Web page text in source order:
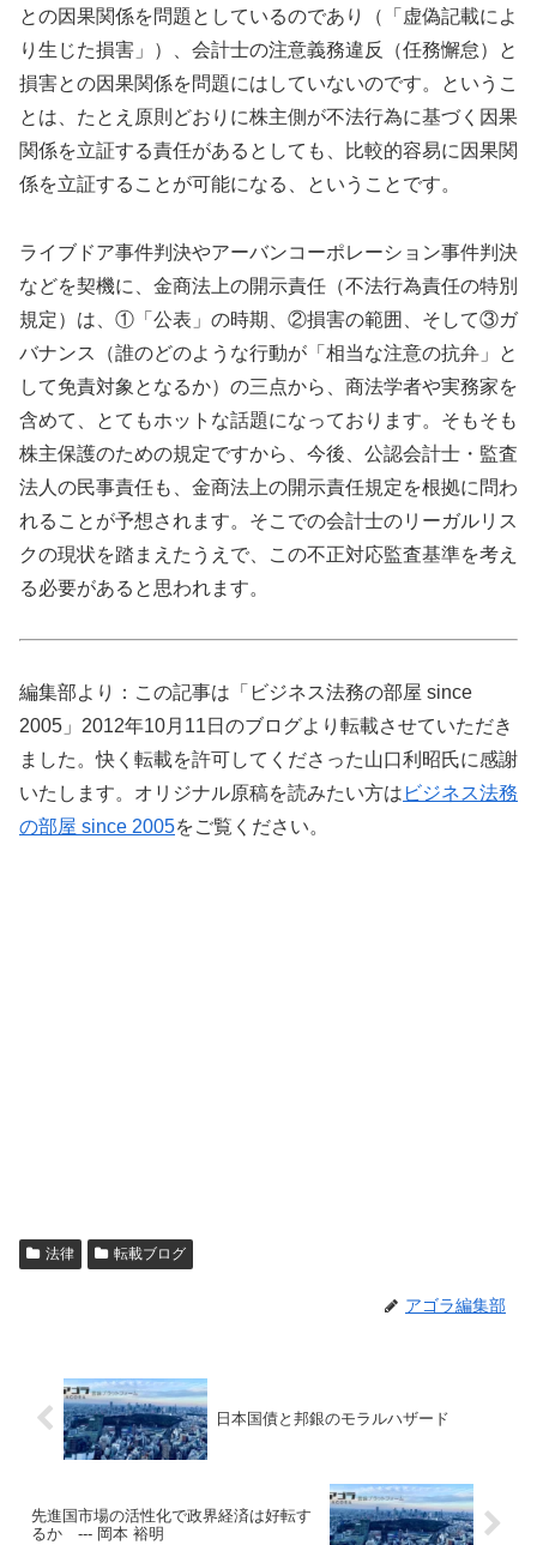
との因果関係を問題としているのであり（「虚偽記載によ
り生じた損害」）、会計士の注意義務違反（任務懈怠）と
損害との因果関係を問題にはしていないのです。というこ
とは、たとえ原則どおりに株主側が不法行為に基づく因果
関係を立証する責任があるとしても、比較的容易に因果関
係を立証することが可能になる、ということです。
ライブドア事件判決やアーバンコーポレーション事件判決
などを契機に、金商法上の開示責任（不法行為責任の特別
規定）は、①「公表」の時期、②損害の範囲、そして③ガ
バナンス（誰のどのような行動が「相当な注意の抗弁」と
して免責対象となるか）の三点から、商法学者や実務家を
含めて、とてもホットな話題になっております。そもそも
株主保護のための規定ですから、今後、公認会計士・監査
法人の民事責任も、金商法上の開示責任規定を根拠に問わ
れることが予想されます。そこでの会計士のリーガルリス
クの現状を踏まえたうえで、この不正対応監査基準を考え
る必要があると思われます。
編集部より：この記事は「ビジネス法務の部屋 since
2005」2012年10月11日のブログより転載させていただき
ました。快く転載を許可してくださった山口利昭氏に感謝
いたします。オリジナル原稿を読みたい方は ビジネス法務
の部屋 since 2005をご覧ください。
法律 転載ブログ
アゴラ編集部
日本国債と邦銀のモラルハザード
先進国市場の活性化で政界経済は好転す
るか --- 岡本 裕明